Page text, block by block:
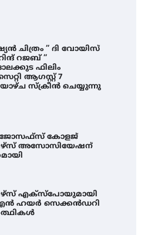
ചിത്രം ” ദി വോയിസ്
റജബ് ”
ഫിലിം
ആഗസ്റ്റ് 7
സ്‌ക്രീൻ ചെയ്യുന്നു
ജോസഫ്സ് കോളജ്
അസോസിയേഷന്
എക്സ്പോയുമായി
ഹയർ സെക്കൻഡറി